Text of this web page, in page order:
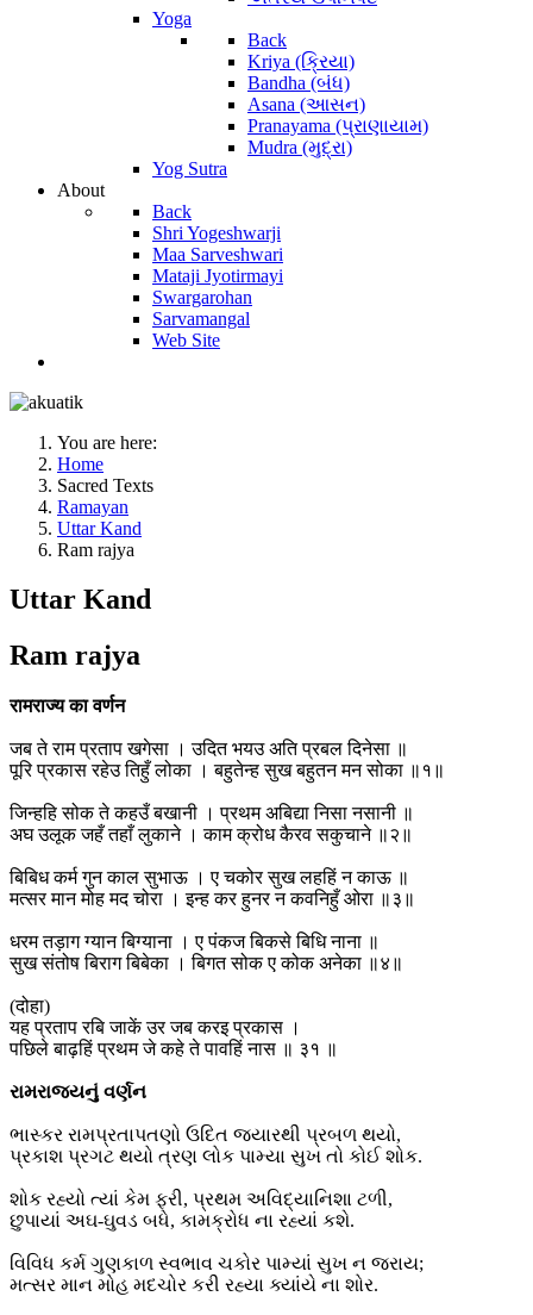
Yoga
Back
Kriya (ક્રિયા)
Bandha (બંધ)
Asana (આસન)
Pranayama (પ્રાણાયામ)
Mudra (મુદ્રા)
Yog Sutra
About
Back
Shri Yogeshwarji
Maa Sarveshwari
Mataji Jyotirmayi
Swargarohan
Sarvamangal
Web Site
You are here:
Home
Sacred Texts
Ramayan
Uttar Kand
Ram rajya
Uttar Kand
Ram rajya
रामराज्य का वर्णन
जब ते राम प्रताप खगेसा । उदित भयउ अति प्रबल दिनेसा ॥
पूरि प्रकास रहेउ तिहुँ लोका । बहुतेन्ह सुख बहुतन मन सोका ॥१॥
जिन्हहि सोक ते कहउँ बखानी । प्रथम अबिद्या निसा नसानी ॥
अघ उलूक जहँ तहाँ लुकाने । काम क्रोध कैरव सकुचाने ॥२॥
बिबिध कर्म गुन काल सुभाऊ । ए चकोर सुख लहहिं न काऊ ॥
मत्सर मान मोह मद चोरा । इन्ह कर हुनर न कवनिहुँ ओरा ॥३॥
धरम तड़ाग ग्यान बिग्याना । ए पंकज बिकसे बिधि नाना ॥
सुख संतोष बिराग बिबेका । बिगत सोक ए कोक अनेका ॥४॥
(दोहा)
यह प्रताप रबि जाकें उर जब करइ प्रकास ।
पछिले बाढ़हिं प्रथम जे कहे ते पावहिं नास ॥ ३१ ॥
રામરાજ્યનું વર્ણન
ભાસ્કર રામપ્રતાપતણો ઉદિત જ્યારથી પ્રબળ થયો,
પ્રકાશ પ્રગટ થયો ત્રણ લોક પામ્યા સુખ તો કોઈ શોક.
શોક રહ્યો ત્યાં કેમ ફરી, પ્રથમ અવિદ્યાનિશા ટળી,
છુપાયાં અઘ-ઘુવડ બધે, કામક્રોધ ના રહ્યાં કશે.
વિવિધ કર્મ ગુણકાળ સ્વભાવ ચકોર પામ્યાં સુખ ન જરાય;
મત્સર માન મોહ મદચોર કરી રહ્યા ક્યાંયે ના શોર.